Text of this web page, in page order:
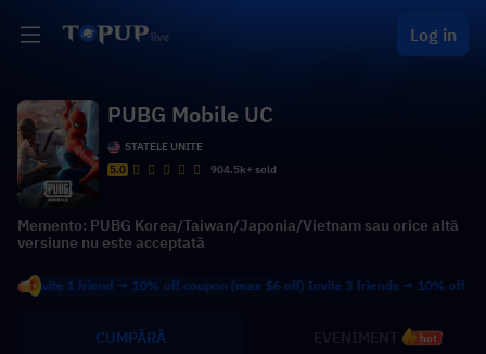
Log in
PUBG Mobile UC
STATELE UNITE
5.0
904.5k+ sold
Memento: PUBG Korea/Taiwan/Japonia/Vietnam sau orice altă
versiune nu este acceptată
1 friend → 10% off coupon (max $6 off) Invite 3 friends → 10% off
CUMPĂRĂ hot